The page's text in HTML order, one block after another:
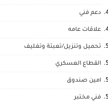
دعم فني
علاقات عامه
تحميل وتنزيل/تعبئة وتغليف
القطاع العسكري
امين صندوق
فني مختبر